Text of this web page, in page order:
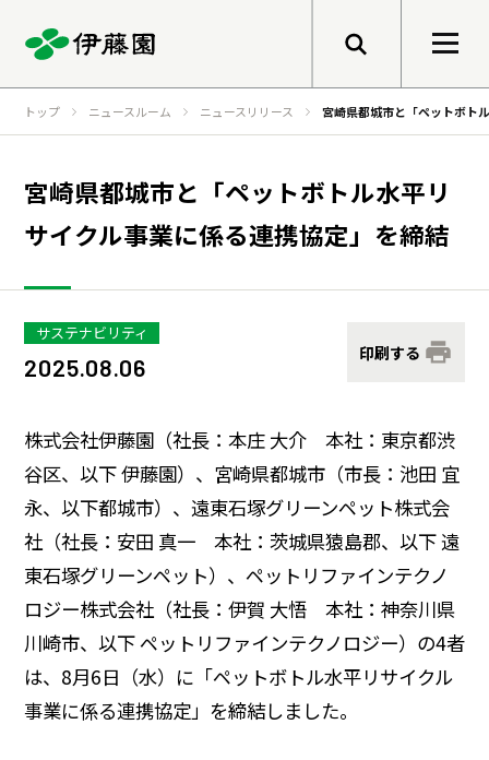
メニューを開く
企業情報
トップメッセージ
グループ経営理念
事業紹介
伊藤園のあゆみ
グループ行動規範・方針
コーポレート・ガバナンス
コンプライアンス
役員紹介
企業情報トップ
サステナビリティ
トップメッセージ
マテリアリティ
サステナビリティデータ
統合レポート
サステナビリティトップ
健康価値の創造
研究開発
研究開発への考え方・体制
研究・技術開発
3つの重点テーマ
研究リリース
IR・投資家情報
個人投資家の皆さまへ
経営戦略
ニュースルーム
検索
トップ ニュースルーム ニュースリリース 宮崎県都城市と「ペットボト
宮崎県都城市と「ペットボトル水平リ
サイクル事業に係る連携協定」を締結
印刷する
サステナビリティ
2025.08.06
株式会社伊藤園（社長：本庄 大介 本社：東京都渋
谷区、以下 伊藤園）、宮崎県都城市（市長：池田 宜
永、以下都城市）、遠東石塚グリーンペット株式会
社（社長：安田 真一 本社：茨城県猿島郡、以下 遠
東石塚グリーンペット）、ペットリファインテクノ
ロジー株式会社（社長：伊賀 大悟 本社：神奈川県
川崎市、以下 ペットリファインテクノロジー）の4者
は、8月6日（水）に「ペットボトル水平リサイクル
事業に係る連携協定」を締結しました。